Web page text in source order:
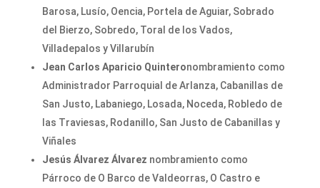
Barosa, Lusío, Oencia, Portela de Aguiar, Sobrado
del Bierzo, Sobredo, Toral de los Vados,
Villadepalos y Villarubín
Jean Carlos Aparicio Quinteronombramiento como
Administrador Parroquial de Arlanza, Cabanillas de
San Justo, Labaniego, Losada, Noceda, Robledo de
las Traviesas, Rodanillo, San Justo de Cabanillas y
Viñales
Jesús Álvarez Álvarez nombramiento como
Párroco de O Barco de Valdeorras, O Castro e